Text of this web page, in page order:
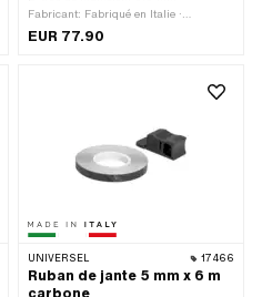
Fabricant: Fabriqué en Italie ·
Matériau: Acier · Surface: chromé ·
Ouverture de bouche [pouces]: 1.2 " ·
totale à l'extérieur: 45.9 mm · Nombre
de trous de rayons: 36 pcs
EUR 77.90
UNIVERSEL 17466
Ruban de jante 5 mm x 6 m